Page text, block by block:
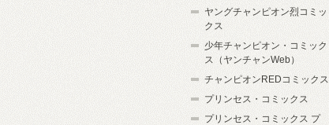
ヤングチャンピオン烈コミッ
クス
少年チャンピオン・コミック
ス（ヤンチャンWeb）
チャンピオンREDコミックス
プリンセス・コミックス
プリンセス・コミックス プ